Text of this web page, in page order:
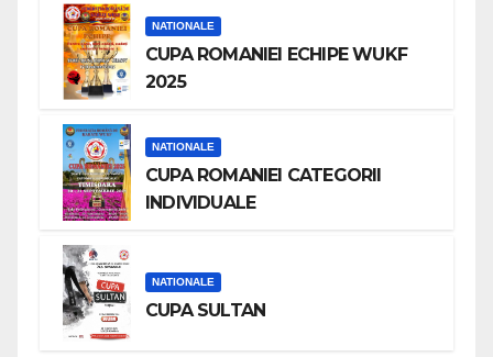
NATIONALE
CUPA ROMANIEI ECHIPE WUKF
2025
NATIONALE
CUPA ROMANIEI CATEGORII
INDIVIDUALE
NATIONALE
CUPA SULTAN